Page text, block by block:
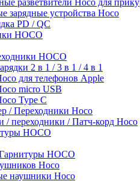
разветвители Hoco для
зарядные устройства Hoco
PD / QC
HOCO
HOCO
2 в 1 / 3 в 1 / 4 в 1
для телефонов Apple
micro USB
Type C
/ Переходники Hoco
/ переходники / Патч-корд Hoco
HOCO
HOCO
Hoco
наушники Hoco